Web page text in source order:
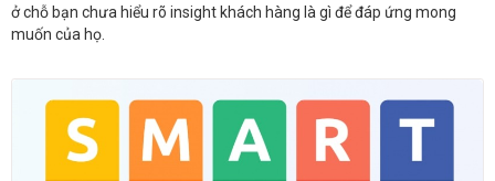
ở chỗ bạn chưa hiểu rõ insight khách hàng là gì để đáp ứng mong
muốn của họ.